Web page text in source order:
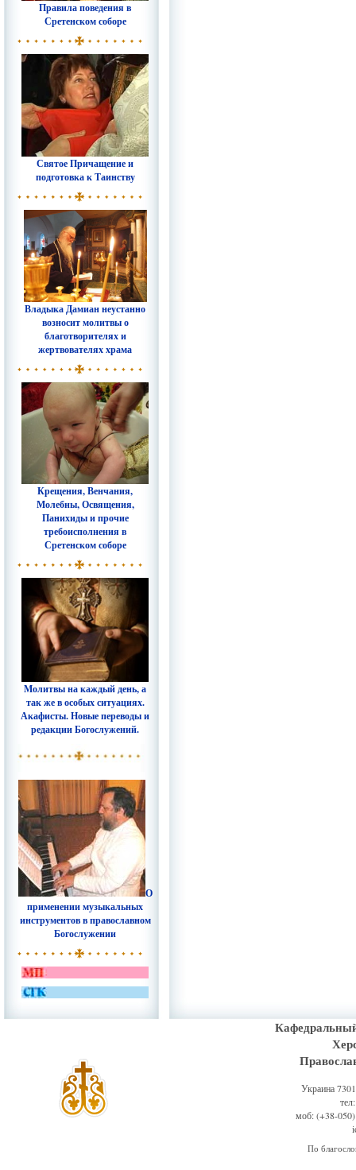
Правила поведения в
Сретенском соборе
Святое Причащение и
подготовка к Таинству
Владыка Дамиан неустанно
возносит молитвы о
благотворителях и
жертвователях храма
Крещения, Венчания,
Молебны, Освящения,
Панихиды и прочие
требоисполнения в
Сретенском соборе
Молитвы на каждый день, а
так же в особых ситуациях.
Акафисты. Новые переводы и
редакции Богослужений.
О
применении музыкальных
инструментов в православном
Богослужении
Украина
моб: (+38-
По